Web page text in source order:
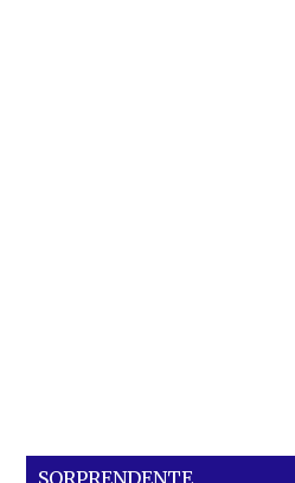
SORPRENDENTE